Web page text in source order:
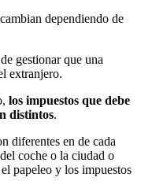
dependiendo de
gestionar que una
extranjero.
los impuestos que debe
distintos.
diferentes en de cada
coche o la ciudad o
papeleo y los impuestos